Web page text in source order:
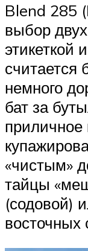
Blend 285
выбор
этикеткой
считается
немного
бат за
приличное
«чистым»
тайцы
(содовой)
восточных